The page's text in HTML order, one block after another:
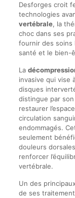
Desforges croit
technologies
vertébrale, la
choc dans ses
fournir des soins
santé et le bien-
La
invasive qui vise
disques
distingue par
restaurer
circulation
endommagés.
seulement
douleurs
renforcer
vertébrale.
Un des
de ses